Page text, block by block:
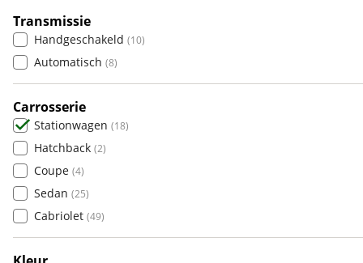
Alpine (
Aston Martin (0
Audi (841)
Austin (0)
Auto Union
Benimar (0)
Bentley (0 )
BMW (1567
Bold (0)
BYD (44)
Cadillac (0)
Transmissie
Handgeschakeld (10)
Automatisch (8)
Carrosserie
Stationwagen (18)
Hatchback (2)
Coupe (4)
Sedan (25)
Cabriolet (49)